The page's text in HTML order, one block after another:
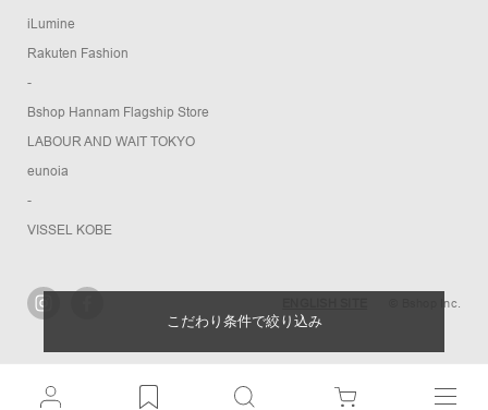
こだわり条件で絞り込み
iLumine
Rakuten Fashion
-
Bshop Hannam Flagship Store
LABOUR AND WAIT TOKYO
eunoia
-
VISSEL KOBE
© Bshop Inc.